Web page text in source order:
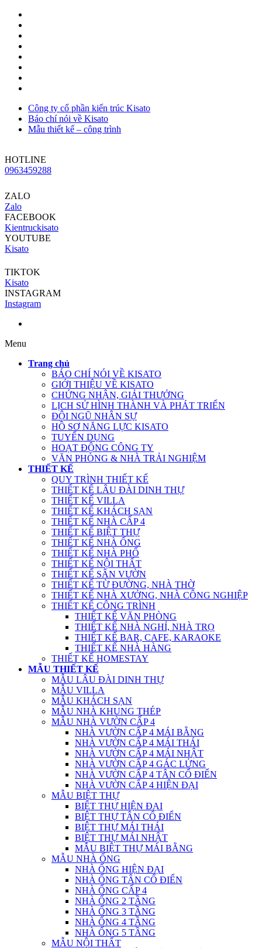
Công ty cổ phần kiến trúc Kisato
Báo chí nói về Kisato
Mẫu thiết kế – công trình
HOTLINE
0963459288
ZALO
Zalo
FACEBOOK
Kientruckisato
YOUTUBE
Kisato
TIKTOK
Kisato
INSTAGRAM
Instagram
Menu
Trang chủ
BÁO CHÍ NÓI VỀ KISATO
GIỚI THIỆU VỀ KISATO
CHỨNG NHẬN, GIẢI THƯỞNG
LỊCH SỬ HÌNH THÀNH VÀ PHÁT TRIỂN
ĐỘI NGŨ NHÂN SỰ
HỒ SƠ NĂNG LỰC KISATO
TUYỂN DỤNG
HOẠT ĐỘNG CÔNG TY
VĂN PHÒNG & NHÀ TRẢI NGHIỆM
THIẾT KẾ
QUY TRÌNH THIẾT KẾ
THIẾT KẾ LÂU ĐÀI DINH THỰ
THIẾT KẾ VILLA
THIẾT KẾ KHÁCH SẠN
THIẾT KẾ NHÀ CẤP 4
THIẾT KẾ BIỆT THỰ
THIẾT KẾ NHÀ ỐNG
THIẾT KẾ NHÀ PHỐ
THIẾT KẾ NỘI THẤT
THIẾT KẾ SÂN VƯỜN
THIẾT KẾ TỪ ĐƯỜNG, NHÀ THỜ
THIẾT KẾ NHÀ XƯỞNG, NHÀ CÔNG NGHIỆP
THIẾT KẾ CÔNG TRÌNH
THIẾT KẾ VĂN PHÒNG
THIẾT KẾ NHÀ NGHỈ, NHÀ TRỌ
THIẾT KẾ BAR, CAFE, KARAOKE
THIẾT KẾ NHÀ HÀNG
THIẾT KẾ HOMESTAY
MẪU THIẾT KẾ
MẪU LÂU ĐÀI DINH THỰ
MẪU VILLA
MẪU KHÁCH SẠN
MẪU NHÀ KHUNG THÉP
MẪU NHÀ VƯỜN CẤP 4
NHÀ VƯỜN CẤP 4 MÁI BẰNG
NHÀ VƯỜN CẤP 4 MÁI THÁI
NHÀ VƯỜN CẤP 4 MÁI NHẬT
NHÀ VƯỜN CẤP 4 GÁC LỬNG
NHÀ VƯỜN CẤP 4 TÂN CỔ ĐIỂN
NHÀ VƯỜN CẤP 4 HIỆN ĐẠI
MẪU BIỆT THỰ
BIỆT THỰ HIỆN ĐẠI
BIỆT THỰ TÂN CỔ ĐIỂN
BIỆT THỰ MÁI THÁI
BIỆT THỰ MÁI NHẬT
MẪU BIỆT THỰ MÁI BẰNG
MẪU NHÀ ỐNG
NHÀ ỐNG HIỆN ĐẠI
NHÀ ỐNG TÂN CỔ ĐIỂN
NHÀ ỐNG CẤP 4
NHÀ ỐNG 2 TẦNG
NHÀ ỐNG 3 TẦNG
NHÀ ỐNG 4 TẦNG
NHÀ ỐNG 5 TẦNG
MẪU NỘI THẤT